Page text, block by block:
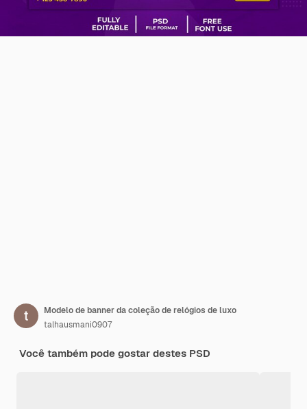
Modelo de banner da coleção de relógios de luxo
talhausmani0907
Você também pode gostar destes PSD